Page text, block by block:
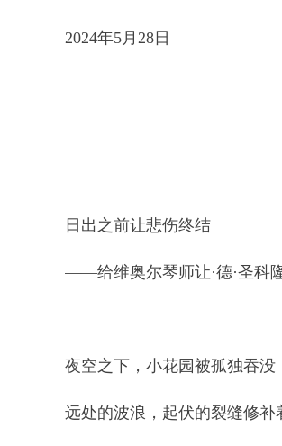
2024年5月28日
日出之前让悲伤终结
——给维奥尔琴师让·德·圣科
夜空之下，小花园被孤独吞没
远处的波浪，起伏的裂缝修补